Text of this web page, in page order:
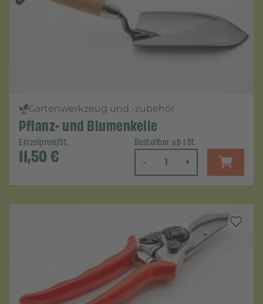
Gartenwerkzeug und -zubehör
Pflanz- und Blumenkelle
Einzelpreis/St.
11,50€
Bestellbar ab 1 St.
- +